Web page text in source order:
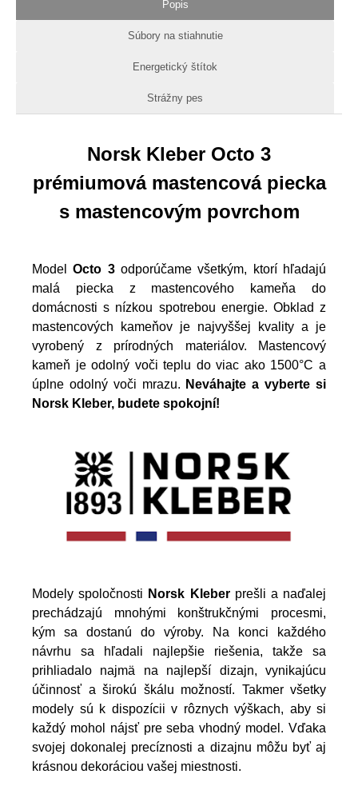
Popis
Súbory na stiahnutie
Energetický štítok
Strážny pes
Norsk Kleber Octo 3
prémiumová mastencová piecka
s mastencovým povrchom
ModelOcto 3odporúčame všetkým, ktorí hľadajú
malá piecka z mastencového kameňa do
domácnosti s nízkou spotrebou energie. Obklad z
mastencových kameňov je najvyššej kvality a je
vyrobený z prírodných materiálov. Mastencový
kameň je odolný voči teplu do viac ako 1500°C a
úplne odolný voči mrazu. Neváhajte a vyberte si
Norsk Kleber, budete spokojní!
Modely spoločnosti Norsk Kleberprešli a naďalej
prechádzajú mnohými konštrukčnými procesmi,
kým sa dostanú do výroby. Na konci každého
návrhu sa hľadali najlepšie riešenia, takže sa
prihliadalo najmä na najlepší dizajn, vynikajúcu
účinnosť a širokú škálu možností. Takmer všetky
modely sú k dispozícii v rôznych výškach, aby si
každý mohol nájsť pre seba vhodný model. Vďaka
svojej dokonalej precíznosti a dizajnu môžu byť aj
krásnou dekoráciou vašej miestnosti.